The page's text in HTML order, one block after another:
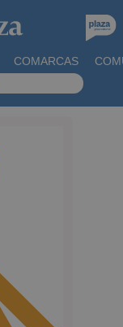
COMARCAS